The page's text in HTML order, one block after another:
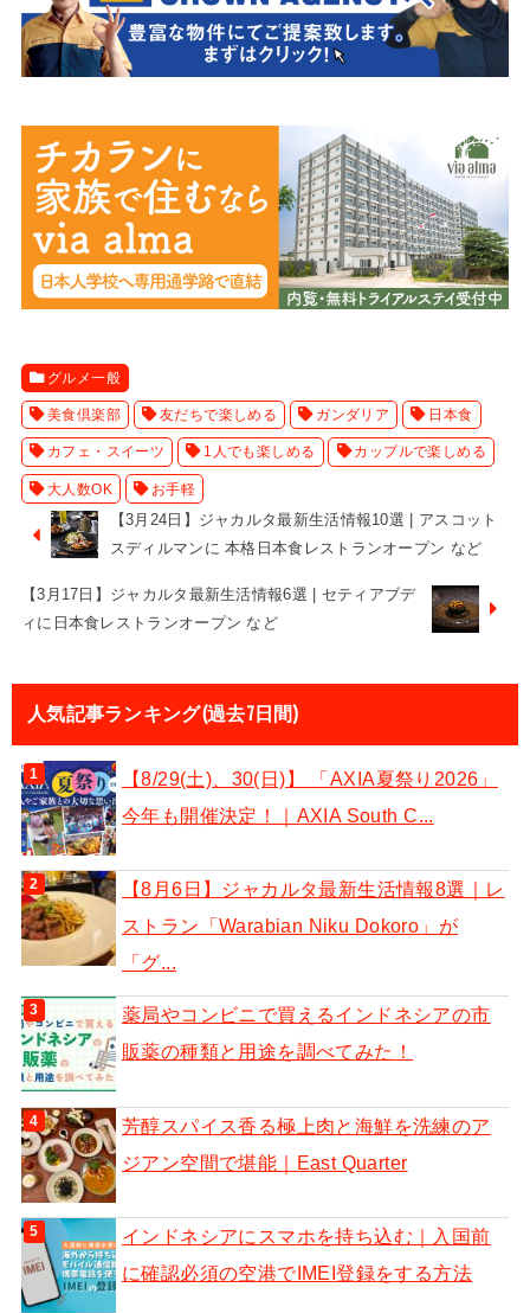
グルメ一般
美食倶楽部 友だちで楽しめる ガンダリア 日本食
カフェ・スイーツ 1人でも楽しめる カップルで楽しめる
大人数OK お手軽
【3月24日】ジャカルタ最新生活情報10選 | アスコット
スディルマンに 本格日本食レストランオープン など
【3月17日】ジャカルタ最新生活情報6選 | セティアブデ
ィに日本食レストランオープン など
人気記事ランキング(過去7日間)
【8/29(土)、30(日)】 「AXIA夏祭り2026」
今年も開催決定！｜AXIA South C...
【8月6日】ジャカルタ最新生活情報8選｜レ
ストラン「Warabian Niku Dokoro」が
「グ...
薬局やコンビニで買えるインドネシアの市
販薬の種類と用途を調べてみた！
芳醇スパイス香る極上肉と海鮮を洗練のア
ジアン空間で堪能｜East Quarter
インドネシアにスマホを持ち込む｜入国前
に確認必須の空港でIMEI登録をする方法